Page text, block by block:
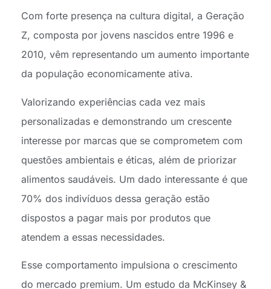
Com forte presença na cultura digital, a Geração
Z, composta por jovens nascidos entre 1996 e
2010, vêm representando um aumento importante
da população economicamente ativa.
Valorizando experiências cada vez mais
personalizadas e demonstrando um crescente
interesse por marcas que se comprometem com
questões ambientais e éticas, além de priorizar
alimentos saudáveis. Um dado interessante é que
70% dos indivíduos dessa geração estão
dispostos a pagar mais por produtos que
atendem a essas necessidades.
Esse comportamento impulsiona o crescimento
do mercado premium. Um estudo da McKinsey &